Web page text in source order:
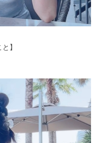
】